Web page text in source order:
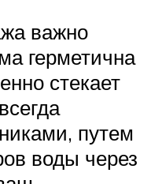
важно
герметична
стекает
путем
воды через